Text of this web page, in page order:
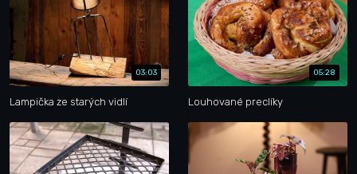
03:03
Lampička ze starých vidlí
05:28
Louhované preclíky